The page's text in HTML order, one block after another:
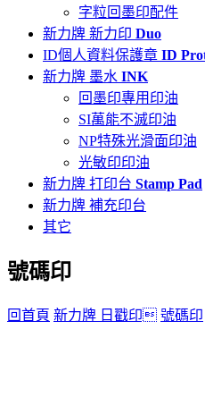
字粒回墨印配件
新力牌 新力印 Duo
ID個人資料保護章 ID
新力牌 墨水 INK
回墨印專用印油
SI萬能不滅印油
NP特殊光滑面印油
光敏印印油
新力牌 打印台 Stamp Pad
新力牌 補充印台
其它
號碼印
回首頁 新力牌 日戳印 號碼印